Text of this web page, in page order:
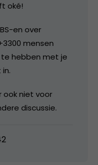
oké!
en over
mensen
hebben met je
ook niet voor
discussie.